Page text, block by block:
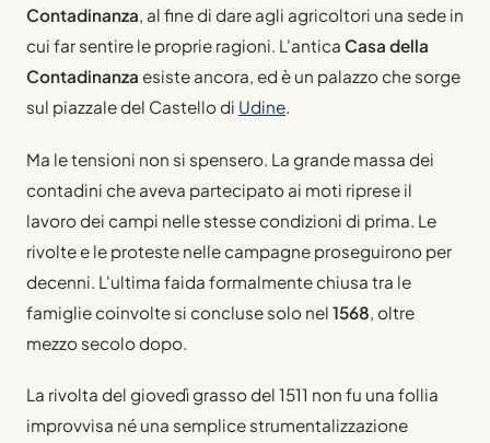
Contadinanza, al fine di dare agli agricoltori una sede in
cui far sentire le proprie ragioni. L'antica Casa della
Contadinanza esiste ancora, ed è un palazzo che sorge
sul piazzale del Castello di Udine.
Ma le tensioni non si spensero. La grande massa dei
contadini che aveva partecipato ai moti riprese il
lavoro dei campi nelle stesse condizioni di prima. Le
rivolte e le proteste nelle campagne proseguirono per
decenni. L'ultima faida formalmente chiusa tra le
famiglie coinvolte si concluse solo nel 1568 , oltre
mezzo secolo dopo.
La rivolta del giovedì grasso del 1511 non fu una follia
improvvisa né una semplice strumentalizzazione